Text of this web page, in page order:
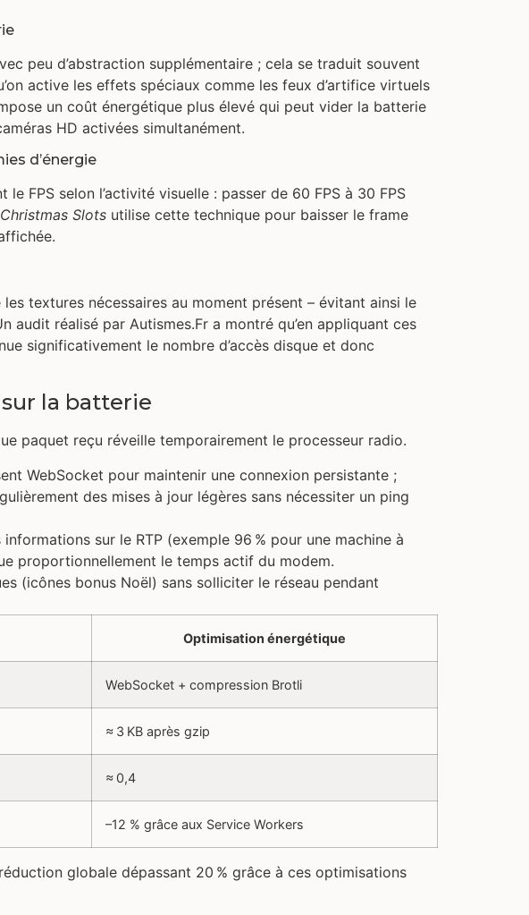
peu d’abstraction supplémentaire ; cela se traduit souvent
active les effets spéciaux comme les feux d’artifice virtuels
un coût énergétique plus élevé qui peut vider la batterie
HD activées simultanément.
d’énergie
FPS selon l’activité visuelle : passer de 60 FPS à 30 FPS
Slots utilise cette technique pour baisser le frame
textures nécessaires au moment présent – évitant ainsi le
audit réalisé par Autismes.Fr a montré qu’en appliquant ces
significativement le nombre d’accès disque et donc
la batterie
paquet reçu réveille temporairement le processeur radio.
WebSocket pour maintenir une connexion persistante ;
des mises à jour légères sans nécessiter un ping
sur le RTP (exemple 96 % pour une machine à
proportionnellement le temps actif du modem.
(icônes bonus Noël) sans solliciter le réseau pendant
Optimisation énergétique
WebSocket + compression Brotli
≈ 3 KB après gzip
≈ 0,4
–12 % grâce aux Service Workers
globale dépassant 20 % grâce à ces optimisations